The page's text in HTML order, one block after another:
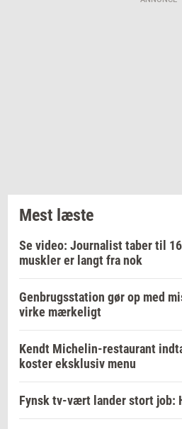
Mest læste
Se video: Journalist taber til
muskler er langt fra nok
Genbrugsstation gør op med
virke mærkeligt
Kendt Michelin-restaurant
koster eksklusiv menu
Fynsk tv-vært lander stort job: